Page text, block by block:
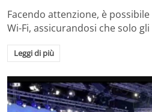
Facendo attenzione, è
Wi-Fi, assicurandosi che solo
Leggi di più